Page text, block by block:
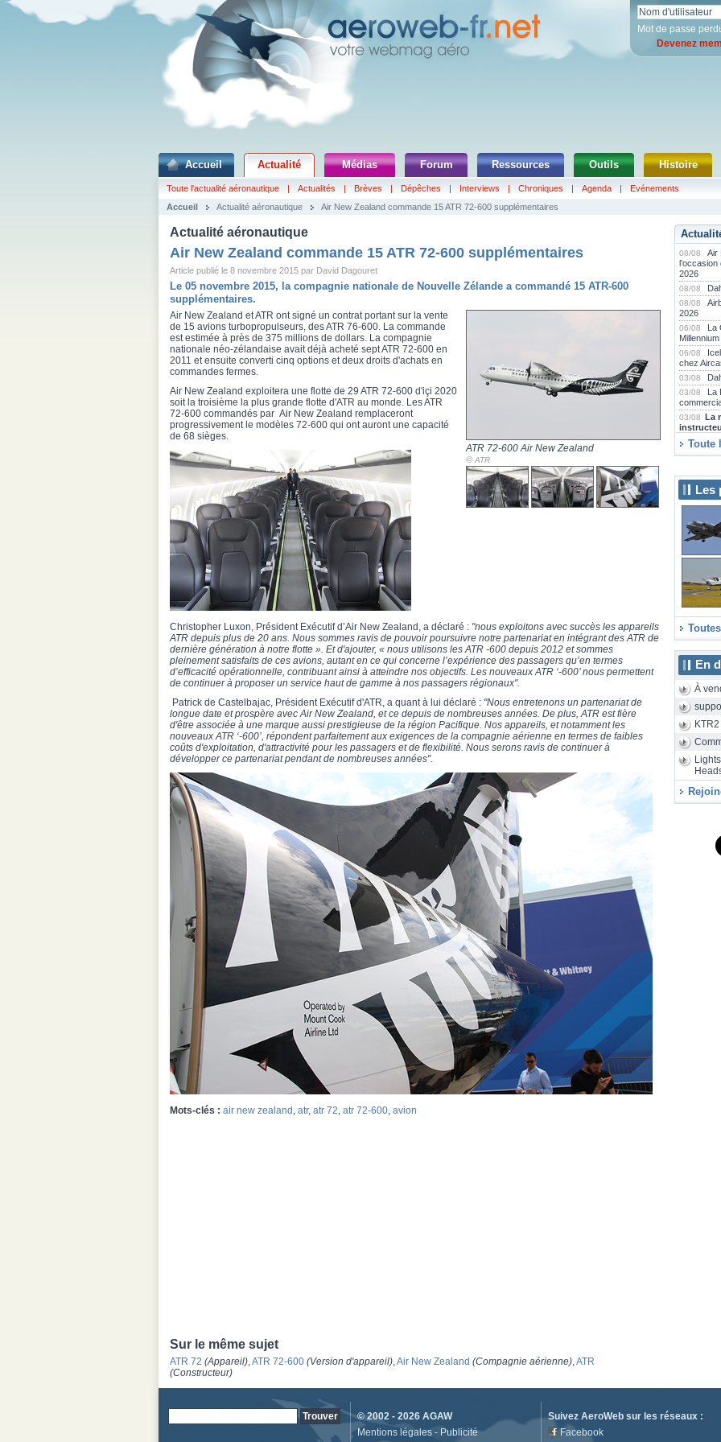
Mot de passe
Devenez
Accueil Actualité Médias Forum Ressources Outils Histoire
Toute l'actualité aéronautique | Actualités | Brèves | Dépêches | Interviews | Chroniques | Agenda |
Evénements
Accueil
Actualité aéronautique Air New Zealand commande 15 ATR 72-600 supplémentaires
Actualité aéronautique
Air New Zealand commande 15 ATR 72-600 supplémentaires
Article publié le 8 novembre 2015 par David Dagouret
Le 05 novembre 2015, la compagnie nationale de Nouvelle Zélande a commandé 15 ATR-600
supplémentaires.
ATR 72-600 Air New Zealand
© ATR
Air New Zealand et ATR ont signé un contrat portant sur la vente
de 15 avions turbopropulseurs, des ATR 76-600. La commande
est estimée à près de 375 millions de dollars. La compagnie
nationale néo-zélandaise avait déjà acheté sept ATR 72-600 en
2011 et ensuite converti cinq options et deux droits d'achats en
commandes fermes.
Air New Zealand exploitera une flotte de 29 ATR 72-600 d'içi 2020
soit la troisième la plus grande flotte d'ATR au monde. Les ATR
72-600 commandés par Air New Zealand remplaceront
progressivement le modèles 72-600 qui ont auront une capacité
de 68 sièges.
Christopher Luxon, Président Exécutif d’Air New Zealand, a déclaré : "nous exploitons avec succès les appareils
ATR depuis plus de 20 ans. Nous sommes ravis de pouvoir poursuivre notre partenariat en intégrant des ATR de
dernière génération à notre flotte ». Et d'ajouter, « nous utilisons les ATR -600 depuis 2012 et sommes
pleinement satisfaits de ces avions, autant en ce qui concerne l’expérience des passagers qu’en termes
d’efficacité opérationnelle, contribuant ainsi à atteindre nos objectifs. Les nouveaux ATR ‘-600’ nous permettent
de continuer à proposer un service haut de gamme à nos passagers régionaux".
Patrick de Castelbajac, Président Exécutif d'ATR, a quant à lui déclaré : "Nous entretenons un partenariat de
longue date et prospère avec Air New Zealand, et ce depuis de nombreuses années. De plus, ATR est fière
d'être associée à une marque aussi prestigieuse de la région Pacifique. Nos appareils, et notamment les
nouveaux ATR ‘-600’, répondent parfaitement aux exigences de la compagnie aérienne en termes de faibles
coûts d'exploitation, d'attractivité pour les passagers et de flexibilité. Nous serons ravis de continuer à
développer ce partenariat pendant de nombreuses années".
Mots-clés : air new zealand , atr, atr 72, atr 72-600, avion
Sur le même sujet
ATR 72 (Appareil),ATR 72-600 (Version d'appareil),Air New Zealand (Compagnie aérienne),ATR
(Constructeur)
08/08
Air
2026
08/08
08/08
2026
06/08
La
Millennium
06/08
chez
03/08
03/08
La
03/08 La
30/07
et attend
30/07
Saint-
Airbus
29/07
2000D
29/07
Praetor
29/07
long-
29/07 Air
E175 neuf
29/07 Air
28/07
Le
Aeroscopia
28/07
Sunrise
de 24
Toute
Les
En
À
KTR2
© 2002 - 2026 AGAW
Mentions légales - Publicité
Suivez AeroWeb sur les réseaux :
Facebook